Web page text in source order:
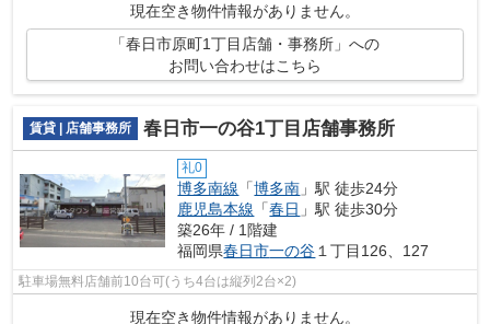
現在空き物件情報がありません。
「春日市原町1丁目店舗・事務所」への
お問い合わせはこちら
賃貸 | 店舗事務所 春日市一の谷1丁目店舗事務所
礼0
博多南線 「博多南 」駅 徒歩24分
鹿児島本線 「春日 」駅 徒歩30分
築26年 / 1階建
福岡県春日市一の谷１丁目126、127
駐車場無料店舗前10台可(うち4台は縦列2台×2)
現在空き物件情報がありません。